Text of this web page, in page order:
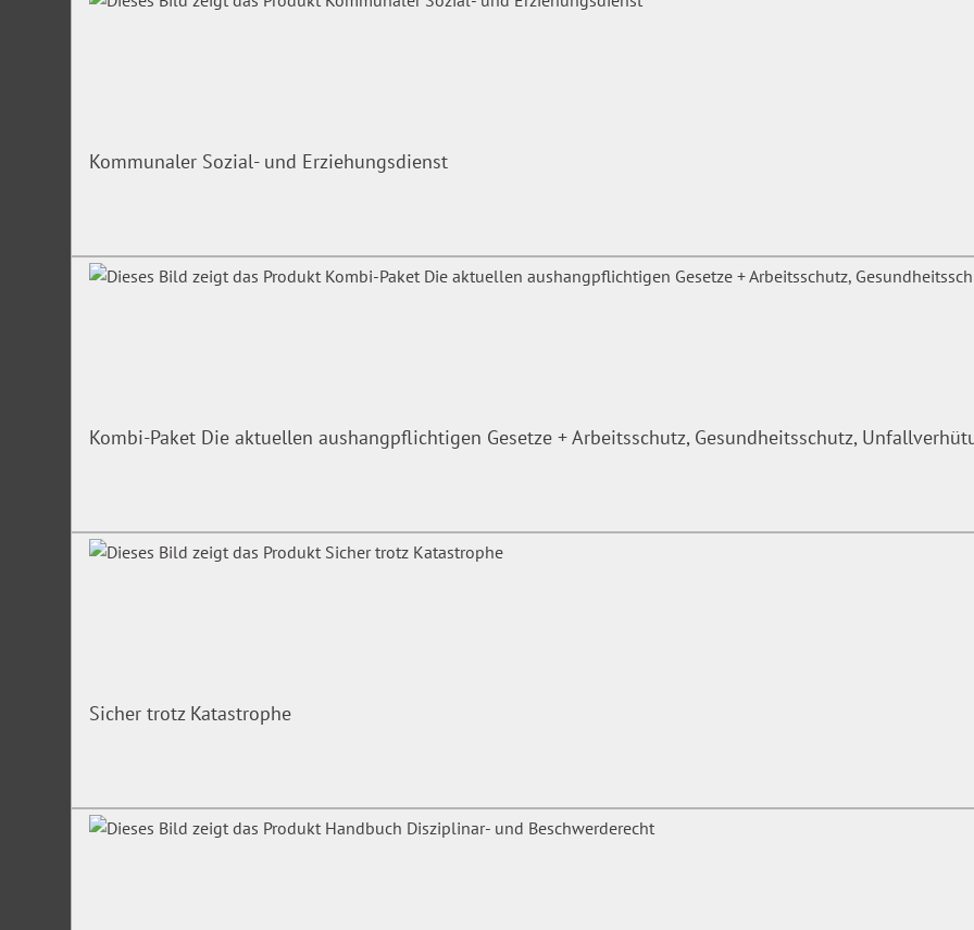
Kommunaler Sozial- und Erziehungsdienst
Kombi-Paket Die aktuellen aushangpflichtigen Gesetze + Arbeitsschutz, Gesundheitsschutz,
Sicher trotz Katastrophe